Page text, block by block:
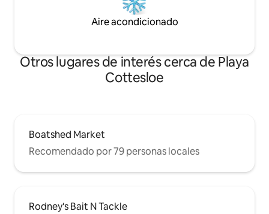
Aire acondicionado
Otros lugares de interés cerca de Playa
Cottesloe
Boatshed Market
Recomendado por 79 personas locales
Rodney's Bait N Tackle